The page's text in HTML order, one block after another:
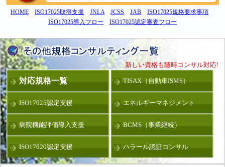
HOME ISO17025取得支援 JNLA JCSS JAB
ISO17025規格要求事項
ISO17025導入フロー
ISO17025認定審査フロー
新しい資格も随時コンサル対応!
対応規格一覧 TISAX（自動車ISMS）
ISO17025認定支援 エネルギーマネジメント
病院機能評価導入支援 BCMS（事業継続）
ISO17020認定支援 ハラール認証コンサル